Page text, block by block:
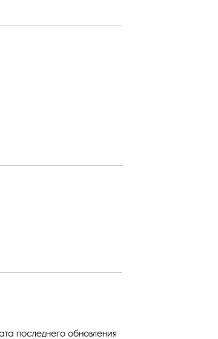
последнего обновления